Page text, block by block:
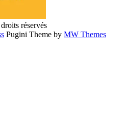
réservés
Pugini Theme by MW Themes